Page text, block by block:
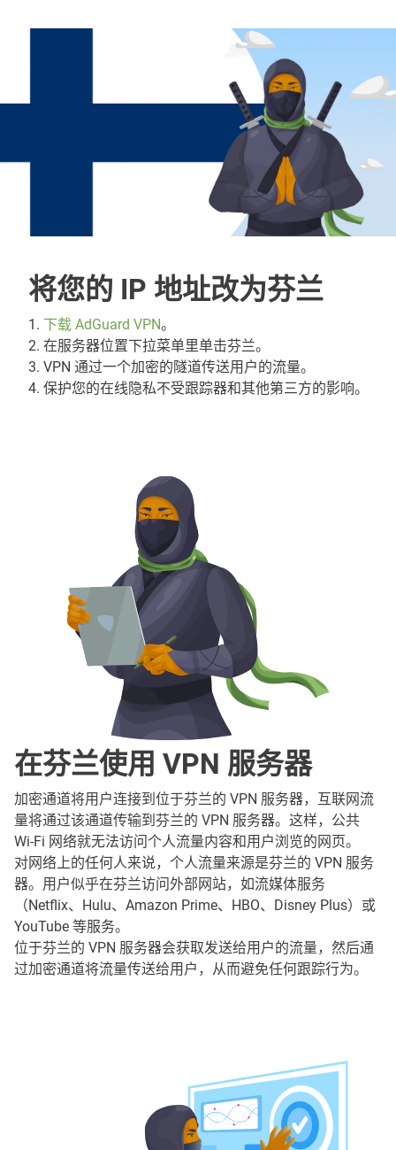
将您的 IP 地址改为芬兰
1. 下载 AdGuard VPN。
2. 在服务器位置下拉菜单里单击芬兰。
3. VPN 通过一个加密的隧道传送用户的流量。
4. 保护您的在线隐私不受跟踪器和其他第三方的影响。
在芬兰使用 VPN 服务器
加密通道将用户连接到位于芬兰的 VPN 服务器，互联网流
量将通过该通道传输到芬兰的 VPN 服务器。这样，公共
Wi-Fi 网络就无法访问个人流量内容和用户浏览的网页。
对网络上的任何人来说，个人流量来源是芬兰的 VPN 服务
器。用户似乎在芬兰访问外部网站，如流媒体服务
（Netflix、Hulu、Amazon Prime、HBO、Disney Plus）或
YouTube 等服务。
位于芬兰的 VPN 服务器会获取发送给用户的流量，然后通
过加密通道将流量传送给用户，从而避免任何跟踪行为。